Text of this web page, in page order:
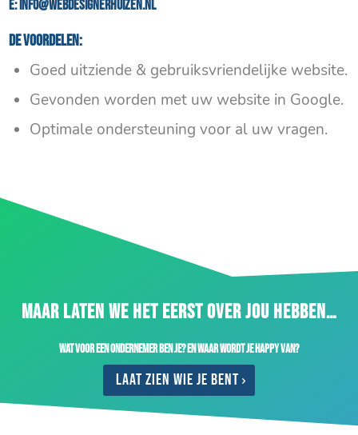
E:info@webdesignerhuizen.nl
De voordelen:
Goed uitziende & gebruiksvriendelijke website.
Gevonden worden met uw website in Google.
Optimale ondersteuning voor al uw vragen.
MAAR LATEN WE HET EERST OVER JOU HEBBEN…
Wat voor een ondernemer ben je? En waar wordt je happy van?
Laat zien wie je bent